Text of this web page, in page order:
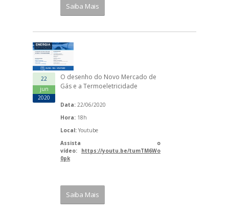
Saiba Mais
22
jun
2020
O desenho do Novo Mercado de
Gás e a Termoeletricidade
Data: 22/06/2020
Hora: 18h
Local: Youtube
Assista o
vídeo:
https://youtu.be/tumTM6Wo
0pk
Saiba Mais